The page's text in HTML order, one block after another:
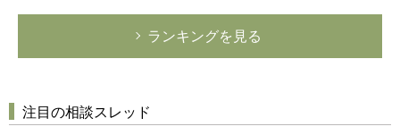
ランキングを見る
注目の相談スレッド